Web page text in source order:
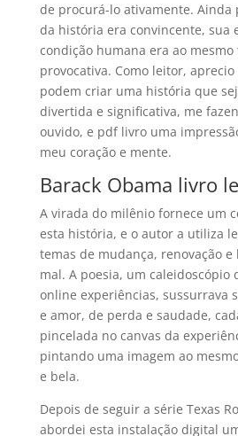
de procurá-lo ativamente. Ainda
da história era convincente, sua
condição humana era ao
provocativa. Como leitor,
podem criar uma história que
divertida e significativa, me
ouvido, e pdf livro uma
meu coração e mente.
Barack Obama livro
A virada do milênio fornece um
esta história, e o autor a utiliza
temas de mudança, renovação
mal. A poesia, um caleidoscópio
online experiências, sussurrava
e amor, de perda e saudade,
pincelada no canvas da
pintando uma imagem ao
e bela.
Depois de seguir a série Texas
abordei esta instalação digital